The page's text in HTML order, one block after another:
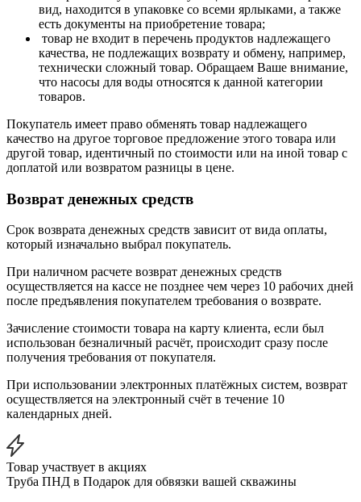
вид, находится в упаковке со всеми ярлыками, а также
есть документы на приобретение товара;
товар не входит в перечень продуктов надлежащего
качества, не подлежащих возврату и обмену, например,
технически сложный товар. Обращаем Ваше внимание,
что насосы для воды относятся к данной категории
товаров.
Покупатель имеет право обменять товар надлежащего
качество на другое торговое предложение этого товара или
другой товар, идентичный по стоимости или на иной товар с
доплатой или возвратом разницы в цене.
Возврат денежных средств
Срок возврата денежных средств зависит от вида оплаты,
который изначально выбрал покупатель.
При наличном расчете возврат денежных средств
осуществляется на кассе не позднее чем через 10 рабочих дней
после предъявления покупателем требования о возврате.
Зачисление стоимости товара на карту клиента, если был
использован безналичный расчёт, происходит сразу после
получения требования от покупателя.
При использовании электронных платёжных систем, возврат
осуществляется на электронный счёт в течение 10
календарных дней.
Товар участвует в акциях
Труба ПНД в Подарок для обвязки вашей скважины